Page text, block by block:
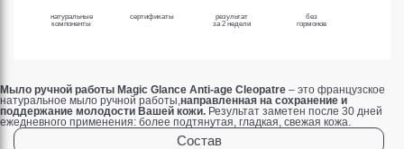
натуральные
компоненты
сертификаты
результат
за 2 недели
без
гормонов
Мыло ручной работы Magic Glance Anti-age Cleopatre – это французское
натуральное мыло ручной работы,направленная на сохранение и
поддержание молодости Вашей кожи. Результат заметен после 30 дней
ежедневного применения: более подтянутая, гладкая, свежая кожа.
Состав